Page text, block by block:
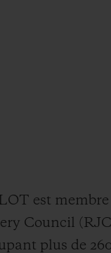
est membre
Council
plus de